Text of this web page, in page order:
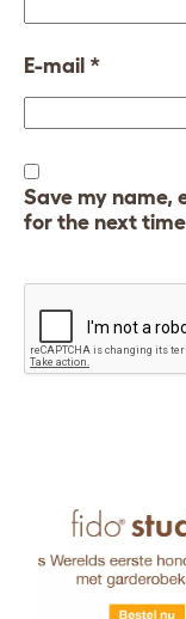
E-mail *
Save my name,
for the next